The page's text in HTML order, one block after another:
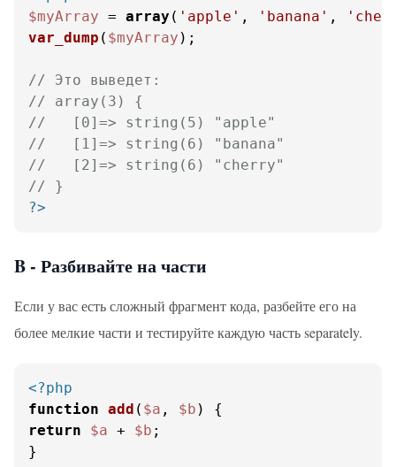
$myArray = array ( 'apple' , 'banana' ,
var_dump ( $myArray );
// Это выведет:
// array(3) {
//   [0]=> string(5) "apple"
//   [1]=> string(6) "banana"
//   [2]=> string(6) "cherry"
// }
?>
B - Разбивайте на части
Если у вас есть сложный фрагмент кода, разбейте его на
более мелкие части и тестируйте каждую часть separately.
<?php
function add ( $a , $b )
return
$a + $b ;
}